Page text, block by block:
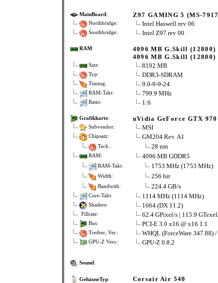
MainBoard: Z97 GAMING 5 (MS-
Northbridge: Intel Haswell rev 06
Southbridge: Intel Z97 rev 00
RAM:
4096 MB G.Skill (12800)
4096 MB G.Skill (12800)
Size: 8192 MB
Typ: DDR3-SDRAM
Timing: 9.0-9-9-24
RAM-Takt: 799.9 MHz
Ratio: 1:6
Grafikkarte: nVidia GeForce GTX 970
Subvendor: MSI
Chipsatz: GM204 Rev. A1
Tech.: 28 nm
RAM: 4096 MB GDDR5
RAM-Takt: 1753 MHz (1753 MHz)
Width: 256 bit
Bandwith: 224.4 GB/s
Core-Takt: 1114 MHz (1114 MHz)
Shaders: 1664 (DX 11.2)
Fillrate: 62.4 GPixel/s | 115.9
Bus: PCI-E 3.0 x16 @ x16 1.1
Treiber, Ver.: WHQL (ForceWare 347.88)
GPU-Z Vers.: GPU-Z 0.8.2
Sound:
GehäuseTyp: Corsair Air 540